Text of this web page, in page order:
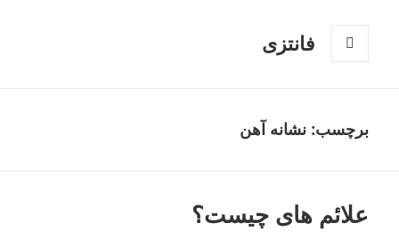
فانتزی
برچسب: نشانه آهن
علائم های چیست؟